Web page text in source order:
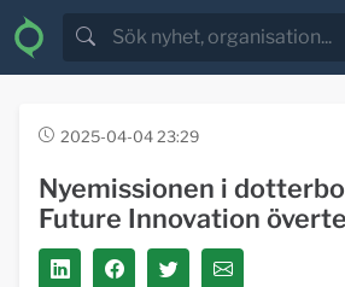
2025-04-04 23:29
Nyemissionen i
Future Innovation